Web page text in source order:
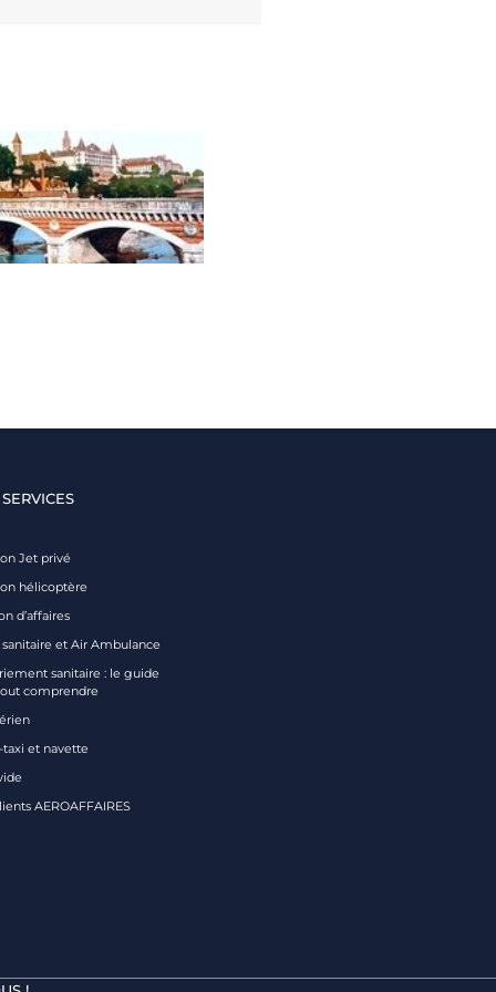
Jet privé
hélicoptère
d’affaires
et Air Ambulance
sanitaire : le guide
comprendre
taxi et navette
AEROAFFAIRES